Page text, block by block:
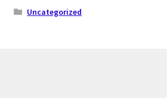
Uncategorized